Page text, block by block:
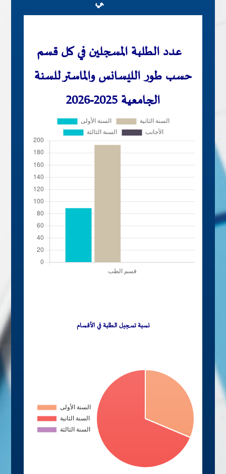
عدد الطلبة المسجلين في كل قسم
حسب طور الليسانس والماستر للسنة
الجامعية 2025-2026
نسبة تسجيل الطلبة في الأقسام